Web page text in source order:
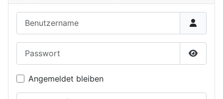
Angemeldet bleiben